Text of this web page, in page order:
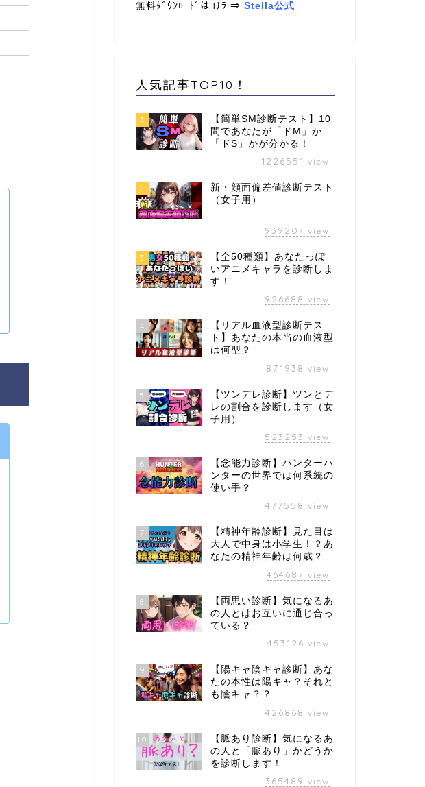
無料ﾀﾞｳﾝﾛｰﾄﾞはｺﾁﾗ ⇒ Stella公式
人気記事TOP10！
1
【簡単SM診断テスト】10
問であなたが「ドM」か
「ドS」かが分かる！
1226551 view
2
新・顔面偏差値診断テスト
（女子用）
939207 view
3
【全50種類】あなたっぽ
いアニメキャラを診断しま
す！
926688 view
4
【リアル血液型診断テス
ト】あなたの本当の血液型
は何型？
871938 view
5
【ツンデレ診断】ツンとデ
レの割合を診断します（女
子用）
523253 view
6
【念能力診断】ハンターハ
ンターの世界では何系統の
使い手？
477558 view
7
【精神年齢診断】見た目は
大人で中身は小学生！？あ
なたの精神年齢は何歳？
464687 view
8
【両思い診断】気になるあ
の人とはお互いに通じ合っ
ている？
453126 view
9
【陽キャ陰キャ診断】あな
たの本性は陽キャ？それと
も陰キャ？？
426868 view
10
【脈あり診断】気になるあ
の人と「脈あり」かどうか
を診断します！
365489 view